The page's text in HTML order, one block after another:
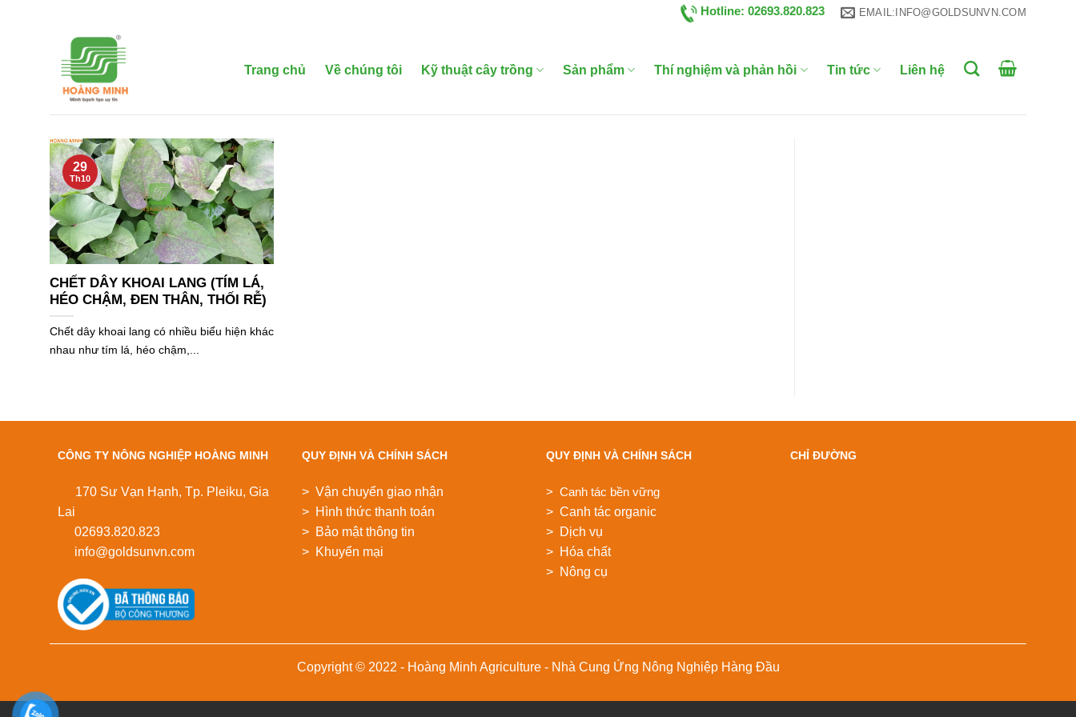
Hotline: 02693.820.823 EMAIL:INFO@GOLDSUNVN.COM
Trang chủ Về chúng tôi Kỹ thuật cây trồng Sản phẩm Thí nghiệm và phản hồi Tin tức Liên hệ
CHẾT DÂY KHOAI LANG (TÍM LÁ,
HÉO CHẬM, ĐEN THÂN, THỐI RỄ)
Chết dây khoai lang có nhiều biểu hiện khác
nhau như tím lá, héo chậm,...
29
Th10
CÔNG TY NÔNG NGHIỆP HOÀNG MINH
170 Sư Vạn Hạnh, Tp. Pleiku, Gia
Lai
02693.820.823
info@goldsunvn.com
QUY ĐỊNH VÀ CHÍNH SÁCH
> Vận chuyển giao nhận
> Hình thức thanh toán
> Bảo mật thông tin
> Khuyển mại
QUY ĐỊNH VÀ CHÍNH SÁCH
> Canh tác bền vững
> Canh tác organic
> Dịch vụ
> Hóa chất
> Nông cụ
CHỈ ĐƯỜNG
Copyright © 2022 - Hoàng Minh Agriculture - Nhà Cung Ứng Nông Nghiệp Hàng Đầu